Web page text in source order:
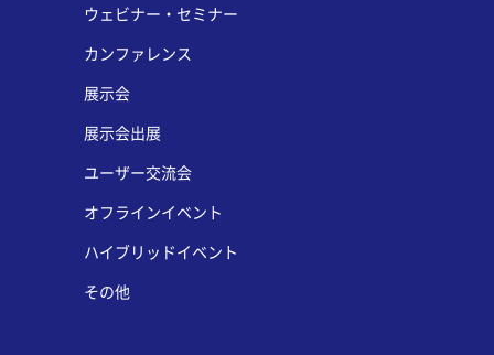
ウェビナー・セミナー
カンファレンス
展示会
展示会出展
ユーザー交流会
オフラインイベント
ハイブリッドイベント
その他